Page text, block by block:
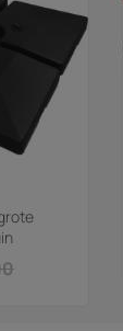
104 kg -